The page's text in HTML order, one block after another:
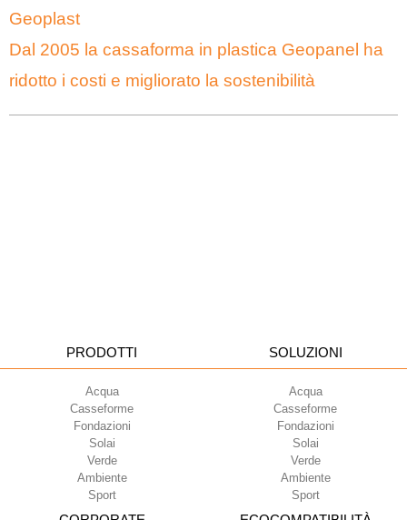
Geoplast
Dal 2005 la cassaforma in plastica Geopanel ha
ridotto i costi e migliorato la sostenibilità
PRODOTTI
Acqua
Casseforme
Fondazioni
Solai
Verde
Ambiente
Sport
SOLUZIONI
Acqua
Casseforme
Fondazioni
Solai
Verde
Ambiente
Sport